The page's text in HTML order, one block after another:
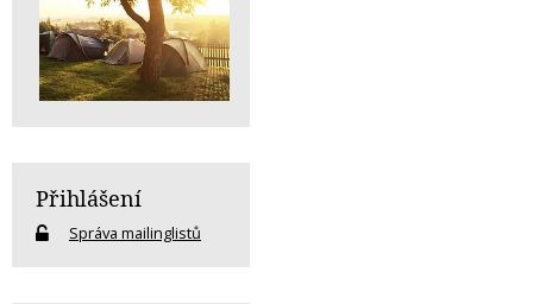
Přihlášení
Správa mailinglistů